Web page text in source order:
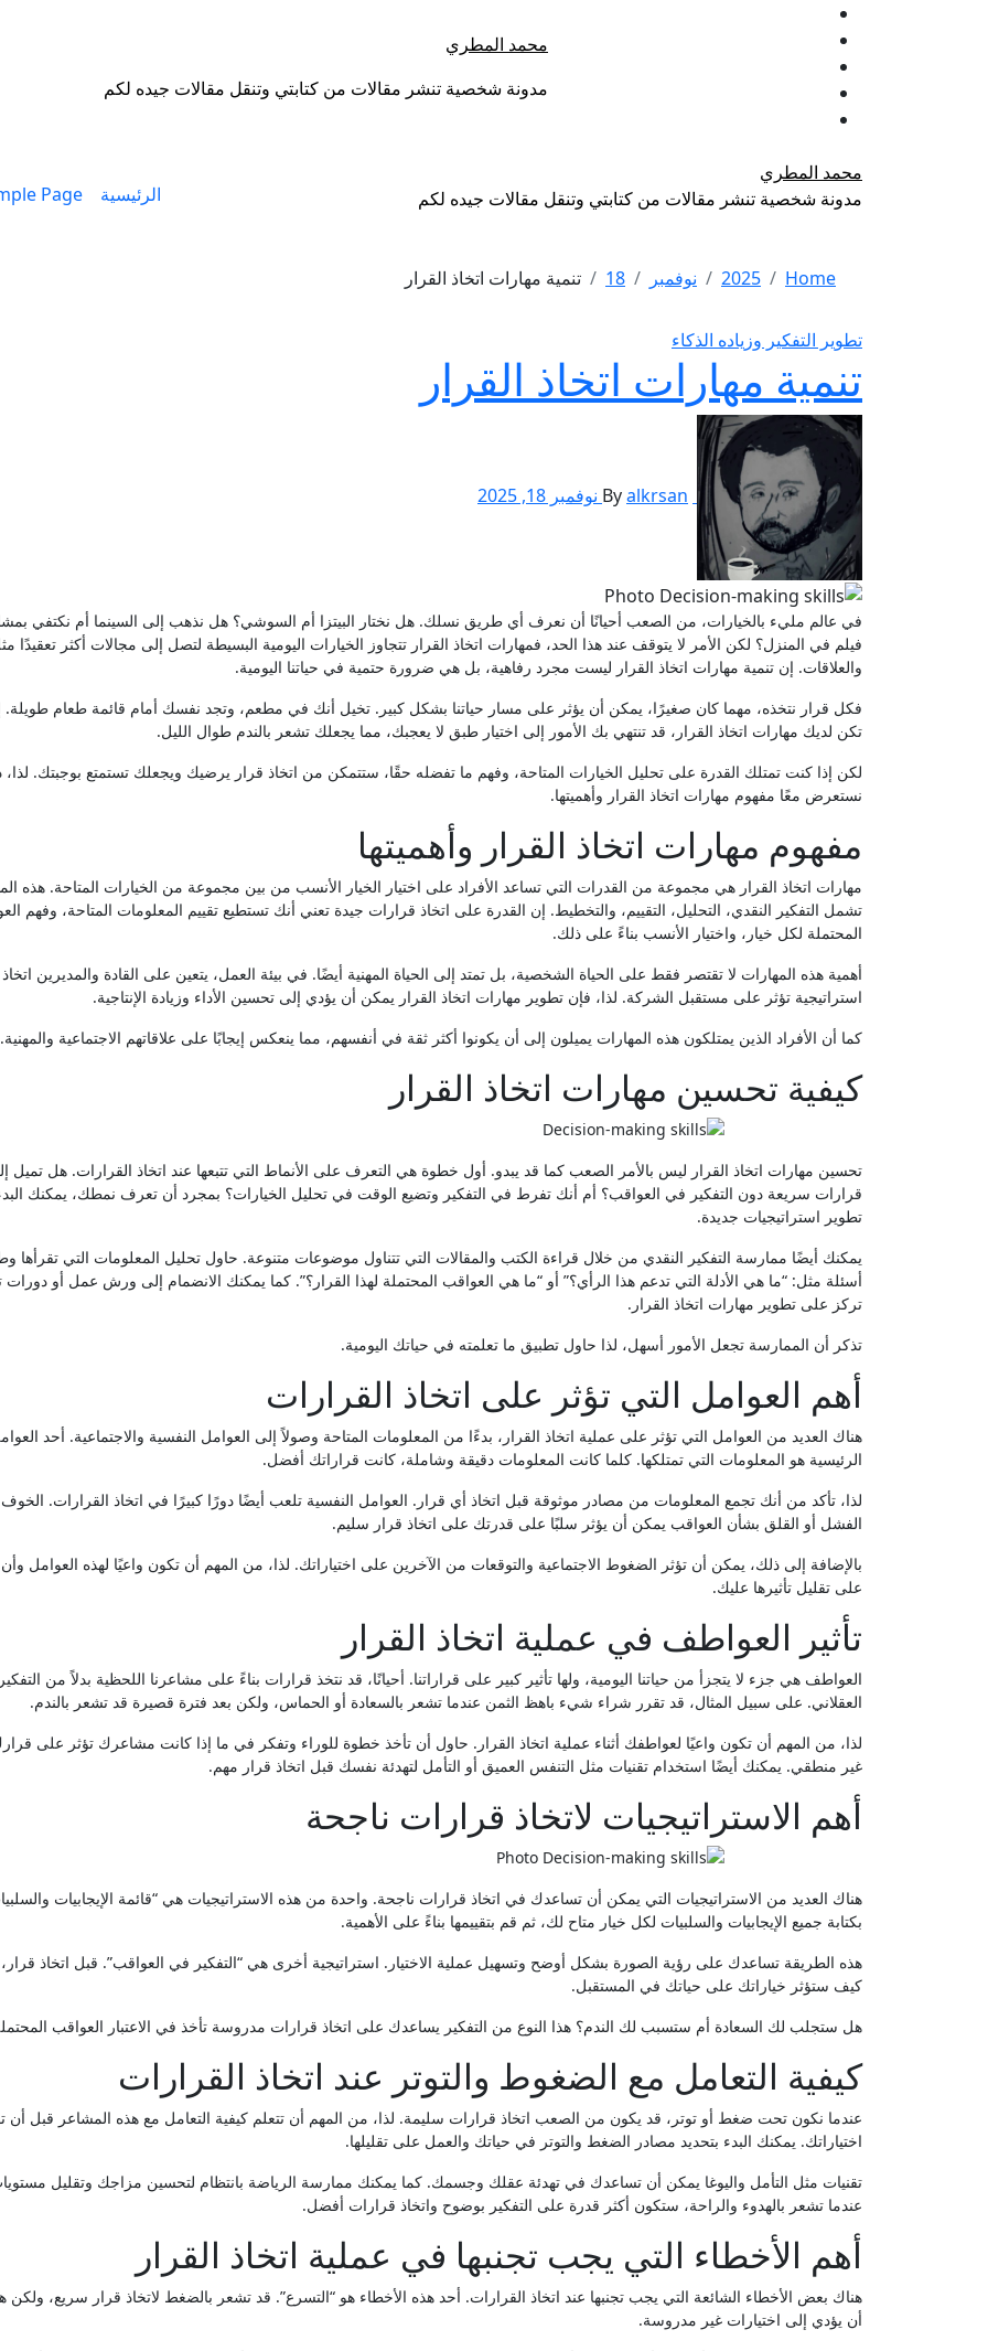
محمد المطري
مدونة شخصية تنشر مقالات من كتابتي وتنقل مقالات جيده لكم
محمد المطري
مدونة شخصية تنشر مقالات من كتابتي وتنقل مقالات جيده لكم
الرئيسية Page
Home
2025 نوفمبر 18 تنمية مهارات اتخاذ القرار
تطوير التفكير وزياده الذكاء
تنمية مهارات اتخاذ القرار
Byalkrsan نوفمبر 18, 2025
في عالم مليء بالخيارات، من الصعب أحيانًا أن نعرف أي طريق نسلك. هل نختار البيتزا أم السوشي؟ هل نذهب إلى السينما أم نكتفي بمشاهدة
فيلم في المنزل؟ لكن الأمر لا يتوقف عند هذا الحد، فمهارات اتخاذ القرار تتجاوز الخيارات اليومية البسيطة لتصل إلى مجالات أكثر تعقيدًا
والعلاقات. إن تنمية مهارات اتخاذ القرار ليست مجرد رفاهية، بل هي ضرورة حتمية في حياتنا اليومية.
فكل قرار نتخذه، مهما كان صغيرًا، يمكن أن يؤثر على مسار حياتنا بشكل كبير. تخيل أنك في مطعم، وتجد نفسك أمام قائمة طعام طويلة.
تكن لديك مهارات اتخاذ القرار، قد تنتهي بك الأمور إلى اختيار طبق لا يعجبك، مما يجعلك تشعر بالندم طوال الليل.
لكن إذا كنت تمتلك القدرة على تحليل الخيارات المتاحة، وفهم ما تفضله حقًا، ستتمكن من اتخاذ قرار يرضيك ويجعلك تستمتع بوجبتك. لذا،
نستعرض معًا مفهوم مهارات اتخاذ القرار وأهميتها.
مفهوم مهارات اتخاذ القرار وأهميتها
مهارات اتخاذ القرار هي مجموعة من القدرات التي تساعد الأفراد على اختيار الخيار الأنسب من بين مجموعة من الخيارات المتاحة. هذه
تشمل التفكير النقدي، التحليل، التقييم، والتخطيط. إن القدرة على اتخاذ قرارات جيدة تعني أنك تستطيع تقييم المعلومات المتاحة، وفهم
المحتملة لكل خيار، واختيار الأنسب بناءً على ذلك.
أهمية هذه المهارات لا تقتصر فقط على الحياة الشخصية، بل تمتد إلى الحياة المهنية أيضًا. في بيئة العمل، يتعين على القادة والمديرين
استراتيجية تؤثر على مستقبل الشركة. لذا، فإن تطوير مهارات اتخاذ القرار يمكن أن يؤدي إلى تحسين الأداء وزيادة الإنتاجية.
كما أن الأفراد الذين يمتلكون هذه المهارات يميلون إلى أن يكونوا أكثر ثقة في أنفسهم، مما ينعكس إيجابًا على علاقاتهم الاجتماعية والمهنية.
كيفية تحسين مهارات اتخاذ القرار
تحسين مهارات اتخاذ القرار ليس بالأمر الصعب كما قد يبدو. أول خطوة هي التعرف على الأنماط التي تتبعها عند اتخاذ القرارات. هل تميل
قرارات سريعة دون التفكير في العواقب؟ أم أنك تفرط في التفكير وتضيع الوقت في تحليل الخيارات؟ بمجرد أن تعرف نمطك، يمكنك
تطوير استراتيجيات جديدة.
يمكنك أيضًا ممارسة التفكير النقدي من خلال قراءة الكتب والمقالات التي تتناول موضوعات متنوعة. حاول تحليل المعلومات التي تقرأها
أسئلة مثل: “ما هي الأدلة التي تدعم هذا الرأي؟” أو “ما هي العواقب المحتملة لهذا القرار؟”. كما يمكنك الانضمام إلى ورش عمل أو دورات
تركز على تطوير مهارات اتخاذ القرار.
تذكر أن الممارسة تجعل الأمور أسهل، لذا حاول تطبيق ما تعلمته في حياتك اليومية.
أهم العوامل التي تؤثر على اتخاذ القرارات
هناك العديد من العوامل التي تؤثر على عملية اتخاذ القرار، بدءًا من المعلومات المتاحة وصولاً إلى العوامل النفسية والاجتماعية. أحد
الرئيسية هو المعلومات التي تمتلكها. كلما كانت المعلومات دقيقة وشاملة، كانت قراراتك أفضل.
لذا، تأكد من أنك تجمع المعلومات من مصادر موثوقة قبل اتخاذ أي قرار. العوامل النفسية تلعب أيضًا دورًا كبيرًا في اتخاذ القرارات.
الفشل أو القلق بشأن العواقب يمكن أن يؤثر سلبًا على قدرتك على اتخاذ قرار سليم.
بالإضافة إلى ذلك، يمكن أن تؤثر الضغوط الاجتماعية والتوقعات من الآخرين على اختياراتك. لذا، من المهم أن تكون واعيًا لهذه العوامل
على تقليل تأثيرها عليك.
تأثير العواطف في عملية اتخاذ القرار
العواطف هي جزء لا يتجزأ من حياتنا اليومية، ولها تأثير كبير على قراراتنا. أحيانًا، قد نتخذ قرارات بناءً على مشاعرنا اللحظية بدلاً من التفكير
العقلاني. على سبيل المثال، قد تقرر شراء شيء باهظ الثمن عندما تشعر بالسعادة أو الحماس، ولكن بعد فترة قصيرة قد تشعر بالندم.
لذا، من المهم أن تكون واعيًا لعواطفك أثناء عملية اتخاذ القرار. حاول أن تأخذ خطوة للوراء وتفكر في ما إذا كانت مشاعرك تؤثر على
غير منطقي. يمكنك أيضًا استخدام تقنيات مثل التنفس العميق أو التأمل لتهدئة نفسك قبل اتخاذ قرار مهم.
أهم الاستراتيجيات لاتخاذ قرارات ناجحة
هناك العديد من الاستراتيجيات التي يمكن أن تساعدك في اتخاذ قرارات ناجحة. واحدة من هذه الاستراتيجيات هي “قائمة الإيجابيات
بكتابة جميع الإيجابيات والسلبيات لكل خيار متاح لك، ثم قم بتقييمها بناءً على الأهمية.
هذه الطريقة تساعدك على رؤية الصورة بشكل أوضح وتسهيل عملية الاختيار. استراتيجية أخرى هي “التفكير في العواقب”. قبل اتخاذ
كيف ستؤثر خياراتك على حياتك في المستقبل.
هل ستجلب لك السعادة أم ستسبب لك الندم؟ هذا النوع من التفكير يساعدك على اتخاذ قرارات مدروسة تأخذ في الاعتبار العواقب
كيفية التعامل مع الضغوط والتوتر عند اتخاذ القرارات
عندما نكون تحت ضغط أو توتر، قد يكون من الصعب اتخاذ قرارات سليمة. لذا، من المهم أن تتعلم كيفية التعامل مع هذه المشاعر قبل أن
اختياراتك. يمكنك البدء بتحديد مصادر الضغط والتوتر في حياتك والعمل على تقليلها.
تقنيات مثل التأمل واليوغا يمكن أن تساعدك في تهدئة عقلك وجسمك. كما يمكنك ممارسة الرياضة بانتظام لتحسين مزاجك وتقليل
عندما تشعر بالهدوء والراحة، ستكون أكثر قدرة على التفكير بوضوح واتخاذ قرارات أفضل.
أهم الأخطاء التي يجب تجنبها في عملية اتخاذ القرار
هناك بعض الأخطاء الشائعة التي يجب تجنبها عند اتخاذ القرارات. أحد هذه الأخطاء هو “التسرع”. قد تشعر بالضغط لاتخاذ قرار سريع، ولكن
أن يؤدي إلى اختيارات غير مدروسة.